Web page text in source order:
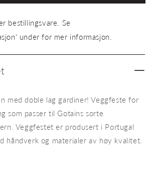
bestillingsvare. Se
under for mer informasjon.
med doble lag gardiner! Veggfeste for
som passer til Gotains sorte
Veggfestet er produsert i Portugal
håndverk og materialer av høy kvalitet.